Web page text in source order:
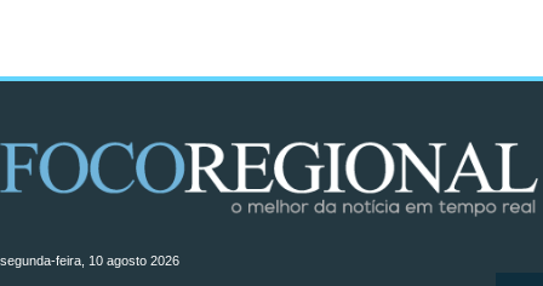
segunda-feira, 10 agosto 2026